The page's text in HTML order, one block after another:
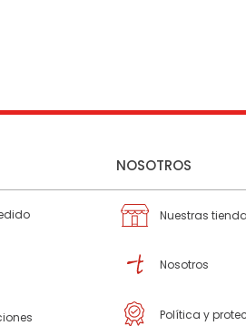
NOSOTROS
Nuestras
Nosotros
Política y